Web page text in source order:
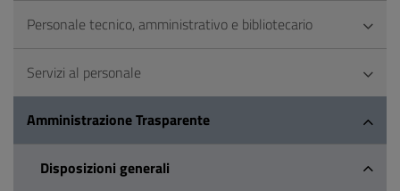
Personale tecnico, amministrativo e bibliotecario
Servizi al personale
Amministrazione Trasparente
Disposizioni generali